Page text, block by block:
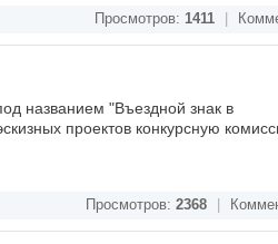
Просмотров: 1411
названием "Въездной знак в
проектов конкурсную
Просмотров: 2368